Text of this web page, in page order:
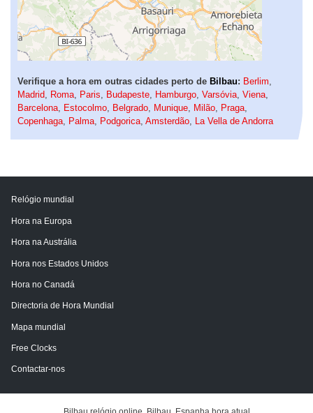
Verifique a hora em outras cidades perto de Bilbau: Berlim
Madrid
Roma Paris Budapeste Hamburgo Varsóvia Viena
Barcelona
Estocolmo Belgrado Munique Milão Praga
Copenhaga
Palma Podgorica Amsterdão La Vella de Andorra
Relógio mundial
Hora na Europa
Hora na Austrália
Hora nos Estados Unidos
Hora no Canadá
Directoria de Hora Mundial
Mapa mundial
Free Clocks
Contactar-nos